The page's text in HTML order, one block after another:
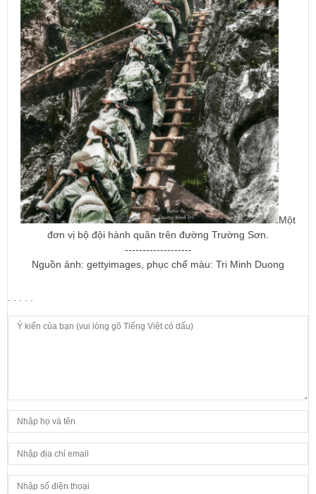
Một
đơn vị bộ đội hành quân trên đường Trường Sơn.
-------------------
Nguồn ảnh: gettyimages, phục chế màu: Tri Minh Duong